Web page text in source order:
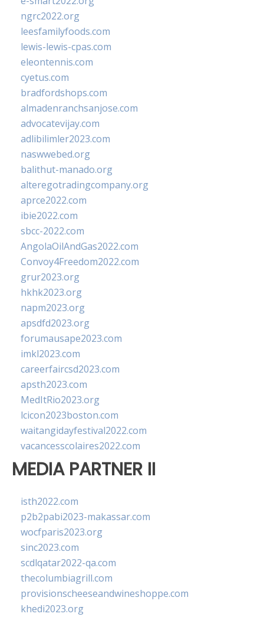
ngrc2022.org
leesfamilyfoods.com
lewis-lewis-cpas.com
eleontennis.com
cyetus.com
bradfordshops.com
almadenranchsanjose.com
advocatevijay.com
adlibilimler2023.com
naswwebed.org
balithut-manado.org
alteregotradingcompany.org
aprce2022.com
ibie2022.com
sbcc-2022.com
AngolaOilAndGas2022.com
Convoy4Freedom2022.com
grur2023.org
hkhk2023.org
napm2023.org
apsdfd2023.org
forumausape2023.com
imkl2023.com
careerfaircsd2023.com
apsth2023.com
MedItRio2023.org
lcicon2023boston.com
waitangidayfestival2022.com
vacancesscolaires2022.com
MEDIA PARTNER II
isth2022.com
p2b2pabi2023-makassar.com
wocfparis2023.org
sinc2023.com
scdlqatar2022-qa.com
thecolumbiagrill.com
provisionscheeseandwineshoppe.com
khedi2023.org